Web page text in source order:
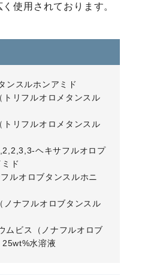
使用されております。
ンスルホンアミド
リフルオロメタンスル
リフルオロメタンスル
ヘキサフルオロプ
ド
ルオロブタンスルホニ
ナフルオロブタンスル
ムビス（ノナフルオロブ
25wt%水溶液